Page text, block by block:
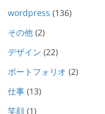
wordpress (136)
その他 (2)
デザイン (22)
ポートフォリオ (2)
仕事 (13)
笑顔 (1)